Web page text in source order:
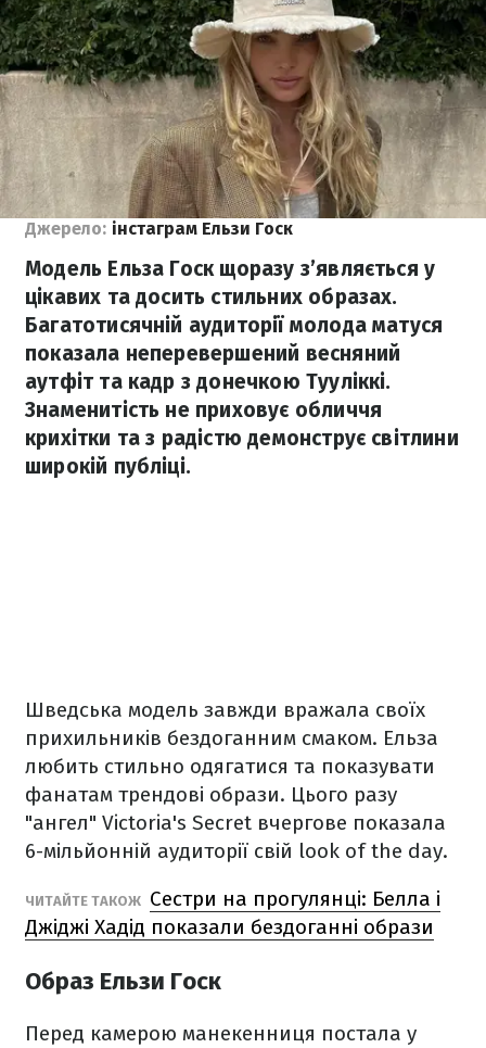
Джерело: інстаграм Ельзи Госк
Модель Ельза Госк щоразу з’являється у
цікавих та досить стильних образах.
Багатотисячній аудиторії молода матуся
показала неперевершений весняний
аутфіт та кадр з донечкою Тууліккі.
Знаменитість не приховує обличчя
крихітки та з радістю демонструє світлини
широкій публіці.
Шведська модель завжди вражала своїх
прихильників бездоганним смаком. Ельза
любить стильно одягатися та показувати
фанатам трендові образи. Цього разу
"ангел" Victoria's Secret вчергове показала
6-мільйонній аудиторії свій look of the day.
ЧИТАЙТЕ ТАКОЖ Сестри на прогулянці: Белла і
Джіджі Хадід показали бездоганні образи
Образ Ельзи Госк
Перед камерою манекенниця постала у